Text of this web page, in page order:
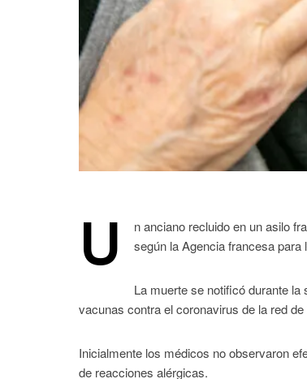
U
n anciano recluido en un asilo
según la Agencia francesa
La muerte se notificó durante
vacunas contra el coronavirus de la red
Inicialmente los médicos no observaron
de reacciones alérgicas.